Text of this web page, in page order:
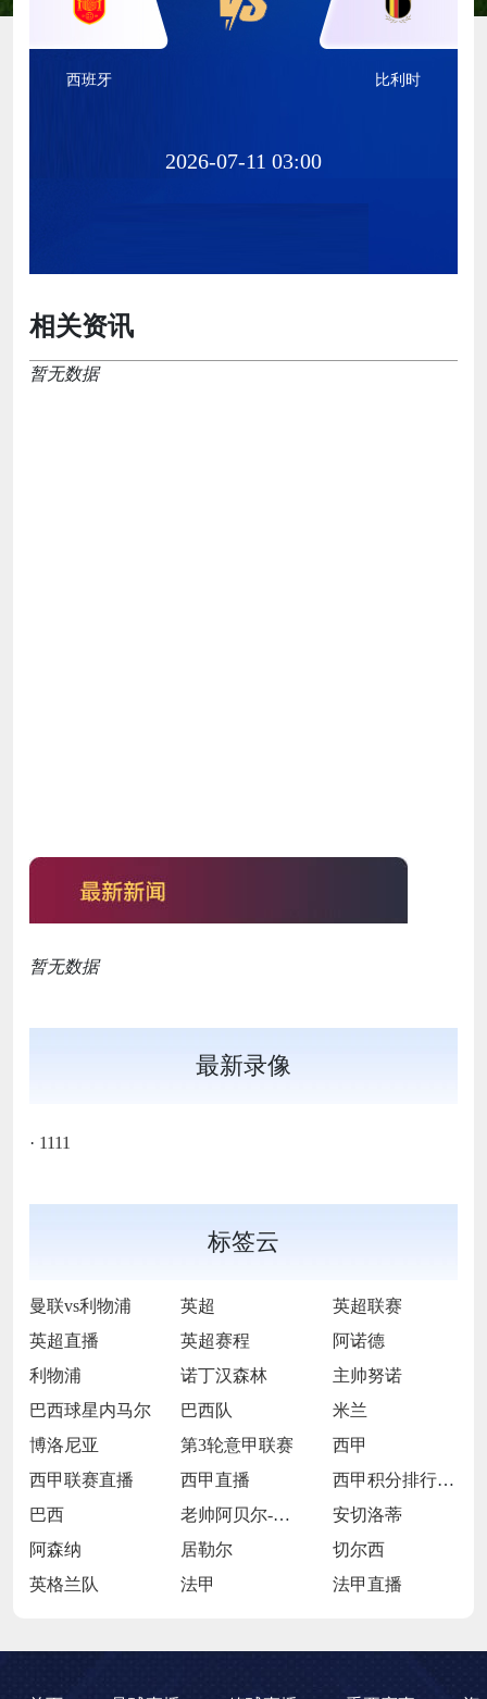
西班牙 比利时
2026-07-11 03:00
相关资讯
暂无数据
暂无数据
最新录像
· 1111
标签云
曼联vs利物浦 英超
英超联赛
英超直播
英超赛程
阿诺德
利物浦
诺丁汉森林
主帅努诺
巴西球星内马尔
巴西队
米兰
博洛尼亚
第3轮意甲联赛
西甲
西甲联赛直播
西甲直播
西甲积分排行西榜
巴西
老帅阿贝尔-布拉
安切洛蒂
阿森纳
居勒尔
切尔西
英格兰队
法甲 法甲直播